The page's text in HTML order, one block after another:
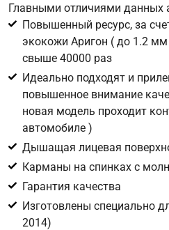
Телефон*
Соглашение об обработке
Для подтверждения своего
персональных данных в целях
в поле ниже цифру
Главными отличиями данных
Повышенный ресурс, за
экокожи Аригон ( до 1.2
свыше 40000 раз
Идеально подходят и
повышенное внимание
новая модель проходит
автомобиле )
Дышащая лицевая
Карманы на спинках с
Гарантия качества
Изготовлены специально
2014)